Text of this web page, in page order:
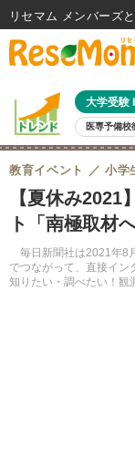
大学受験
医専予備校
親子で考える大学選び
共通テスト 夏休み
8月開催イベント・WS
自由研究教材（小学生向け
【夏休み
ト「南極取材
毎日新聞社は2021年8
でつながって、直接イン
知りたい・調べたい！観
教育イベント 小学
リセマム メンバーズ